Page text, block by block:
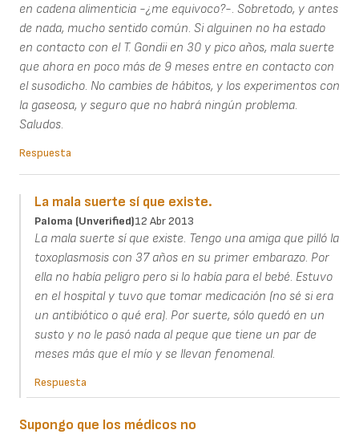
en cadena alimenticia -¿me equivoco?-. Sobretodo, y antes
de nada, mucho sentido común. Si alguinen no ha estado
en contacto con el T. Gondii en 30 y pico años, mala suerte
que ahora en poco más de 9 meses entre en contacto con
el susodicho. No cambies de hábitos, y los experimentos con
la gaseosa, y seguro que no habrá ningún problema.
Saludos.
Respuesta
La mala suerte sí que existe.
Paloma (unverified)12 Abr 2013
La mala suerte sí que existe. Tengo una amiga que pilló la
toxoplasmosis con 37 años en su primer embarazo. Por
ella no había peligro pero si lo había para el bebé. Estuvo
en el hospital y tuvo que tomar medicación (no sé si era
un antibiótico o qué era). Por suerte, sólo quedó en un
susto y no le pasó nada al peque que tiene un par de
meses más que el mío y se llevan fenomenal.
Respuesta
Supongo que los médicos no